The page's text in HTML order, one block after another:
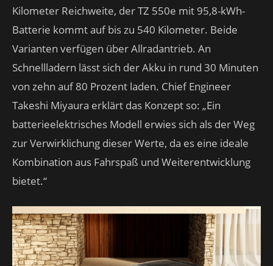
Kilometer Reichweite, der TZ 550e mit 95,8-kWh-
Batterie kommt auf bis zu 540 Kilometer. Beide
Varianten verfügen über Allradantrieb. An
Schnellladern lässt sich der Akku in rund 30 Minuten
von zehn auf 80 Prozent laden. Chief Engineer
Takeshi Miyaura erklärt das Konzept so: „Ein
batterieelektrisches Modell erwies sich als der Weg
zur Verwirklichung dieser Werte, da es eine ideale
Kombination aus Fahrspaß und Weiterentwicklung
bietet.“